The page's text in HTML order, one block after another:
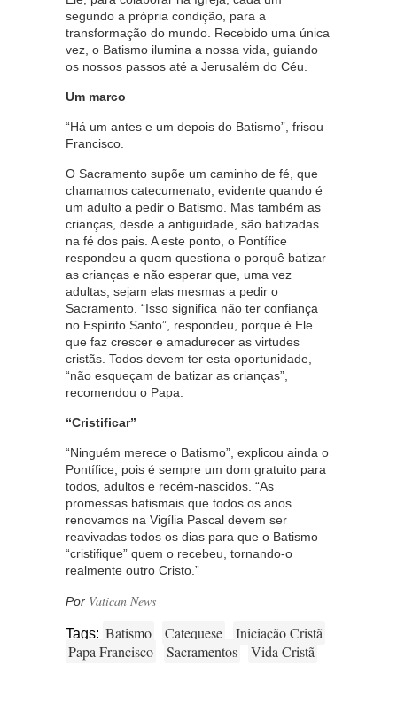
segundo a própria condição, para a
transformação do mundo. Recebido uma única
vez, o Batismo ilumina a nossa vida, guiando
os nossos passos até a Jerusalém do Céu.
Um marco
“Há um antes e um depois do Batismo”, frisou
Francisco.
O Sacramento supõe um caminho de fé, que
chamamos catecumenato, evidente quando é
um adulto a pedir o Batismo. Mas também as
crianças, desde a antiguidade, são batizadas
na fé dos pais. A este ponto, o Pontífice
respondeu a quem questiona o porquê batizar
as crianças e não esperar que, uma vez
adultas, sejam elas mesmas a pedir o
Sacramento. “Isso significa não ter confiança
no Espírito Santo”, respondeu, porque é Ele
que faz crescer e amadurecer as virtudes
cristãs. Todos devem ter esta oportunidade,
“não esqueçam de batizar as crianças”,
recomendou o Papa.
“Cristificar”
“Ninguém merece o Batismo”, explicou ainda o
Pontífice, pois é sempre um dom gratuito para
todos, adultos e recém-nascidos. “As
promessas batismais que todos os anos
renovamos na Vigília Pascal devem ser
reavivadas todos os dias para que o Batismo
“cristifique” quem o recebeu, tornando-o
realmente outro Cristo.”
Por Vatican News
Tags: Batismo Catequese
Iniciação Cristã
Papa Francisco
Sacramentos Vida Cristã